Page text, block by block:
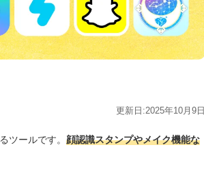
更新日:2025年10月9日
ツールです。顔認識スタンプやメイク機能な